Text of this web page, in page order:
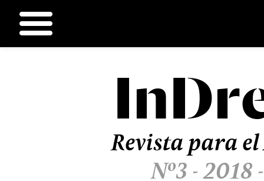
Revista para
Nº3 - 2018